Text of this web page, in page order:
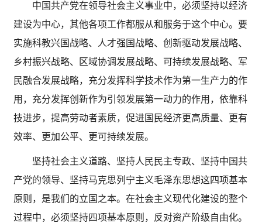
中国共产党在领导社会主义事业中，必须坚持以经济
建设为中心，其他各项工作都服从和服务于这个中心。要
实施科教兴国战略、人才强国战略、创新驱动发展战略、
乡村振兴战略、区域协调发展战略、可持续发展战略、军
民融合发展战略，充分发挥科学技术作为第一生产力的作
用，充分发挥创新作为引领发展第一动力的作用，依靠科
技进步，提高劳动者素质，促进国民经济更高质量、更有
效率、更加公平、更可持续发展。
坚持社会主义道路、坚持人民民主专政、坚持中国共
产党的领导、坚持马克思列宁主义毛泽东思想这四项基本
原则，是我们的立国之本。在社会主义现代化建设的整个
过程中，必须坚持四项基本原则，反对资产阶级自由化。